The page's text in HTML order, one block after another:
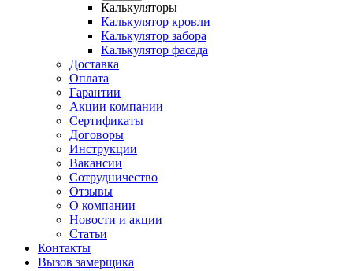
Калькуляторы
Калькулятор кровли
Калькулятор забора
Калькулятор фасада
Доставка
Оплата
Гарантии
Акции компании
Сертификаты
Договоры
Инструкции
Вакансии
Сотрудничество
Отзывы
О компании
Новости и акции
Статьи
Контакты
Вызов замерщика